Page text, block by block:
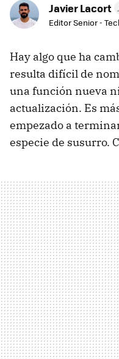
Javier Lacort
Editor Senior -
Hay algo que ha
resulta difícil de
una función nueva
actualización. Es
empezado a
especie de susurro.